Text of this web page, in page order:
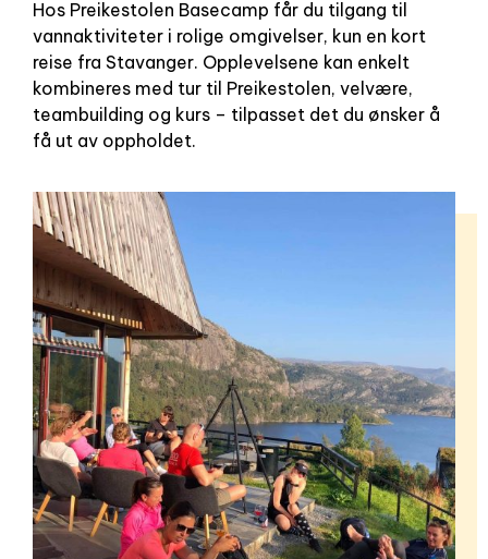
Hos Preikestolen Basecamp får du tilgang til
vannaktiviteter i rolige omgivelser, kun en kort
reise fra Stavanger. Opplevelsene kan enkelt
kombineres med tur til Preikestolen, velvære,
teambuilding og kurs – tilpasset det du ønsker å
få ut av oppholdet.